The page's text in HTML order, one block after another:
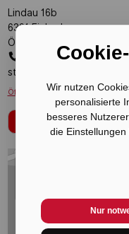
Wir nutzen
personalisierte
besseres
die
Nur
Lindau 16b
6391 Fieberbrunn
Österreich
+43 5354 57147
Öffnungszeiten ansehen